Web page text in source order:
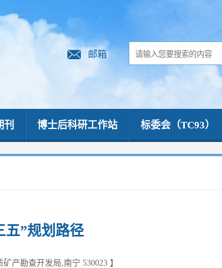
邮箱
刊 博士后科研工作站 标委会（TC93）
五”规划路径
矿产勘查开发局,南宁 530023 】